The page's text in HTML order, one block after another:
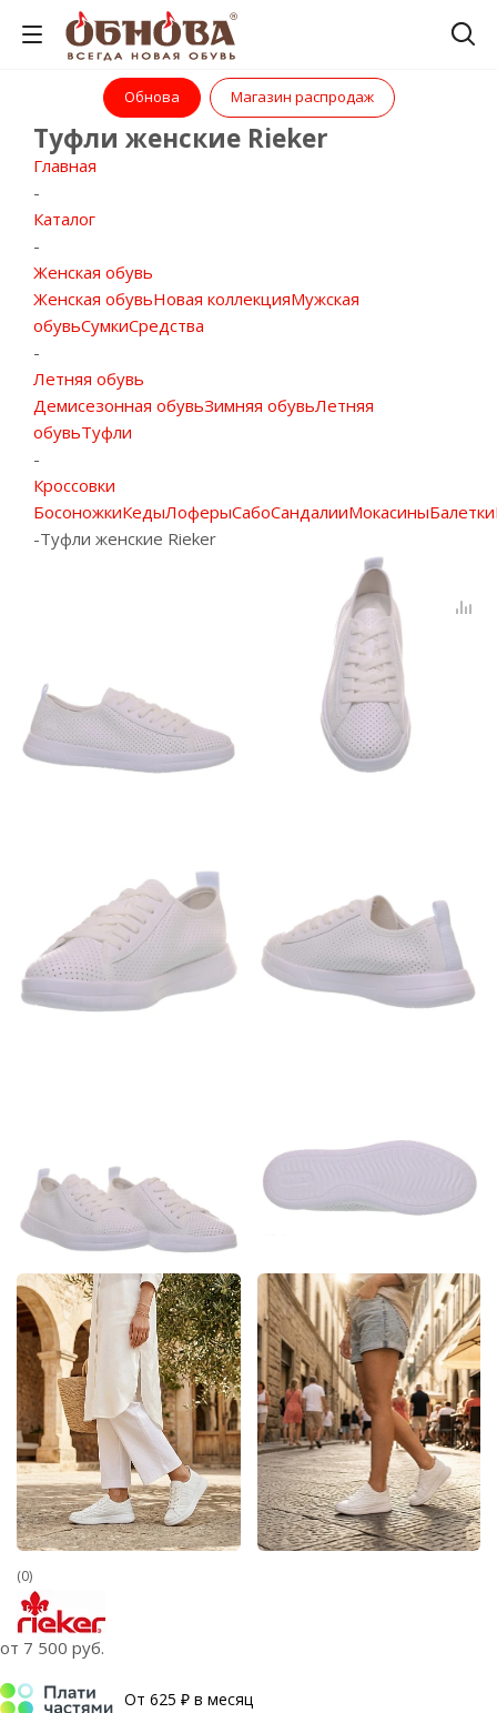
Обнова Магазин распродаж
Туфли женские Rieker
Главная
-
Каталог
-
Женская обувь
Женская обувьНовая коллекцияМужская
обувьСумкиСредства
-
Летняя обувь
Демисезонная обувьЗимняя обувьЛетняя
обувьТуфли
-
Кроссовки
БосоножкиКедыЛоферыСабоСандалииМокасиныБалетки
-Туфли женские Rieker
(0)
от 7 500 руб.
От 625 ₽ в месяц